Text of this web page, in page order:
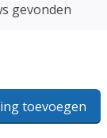
gevonden
toevoegen